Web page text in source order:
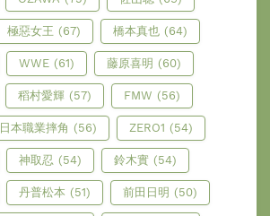
極惡女王 (67) 橋本真也 (64)
WWE (61) 藤原喜明 (60)
稻村愛輝 (57) FMW (56)
日本職業摔角 (56) ZERO1 (54)
神取忍 (54) 鈴木實 (54)
丹普松本 (51) 前田日明 (50)